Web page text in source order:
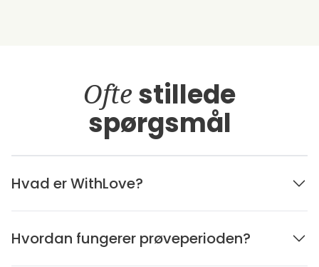
Ofte stillede
spørgsmål
Hvad er WithLove?
Hvordan fungerer prøveperioden?